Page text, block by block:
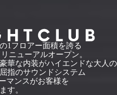
1フロアー面積を誇る
ニューアルオープン。
華な内装がハイエンドな大人の
指のサウンドシステム
マンスがお客様を
す。